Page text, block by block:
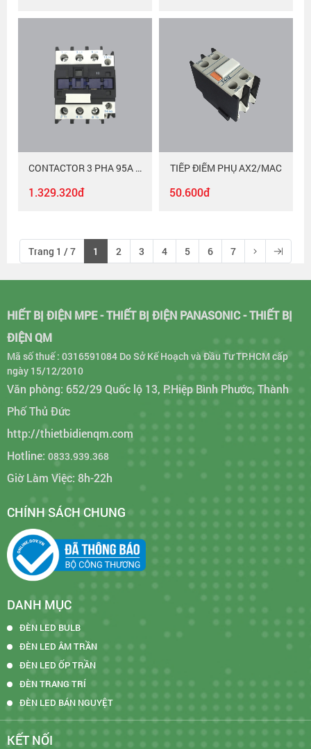
CONTACTOR 3 PHA 95A MAC-395/380
1.329.320đ
TIẾP ĐIỂM PHỤ AX2/MAC
50.600đ
Trang 1 / 7 1 2 3 4 5 6 7
HIẾT BỊ ĐIỆN MPE - THIẾT BỊ ĐIỆN PANASONIC - THIẾT BỊ
ĐIỆN QM
Mã số thuế : 0316591084 Do Sở Kế Hoạch và Đầu Tư TP.HCM cấp
ngày 15/12/2010
Văn phòng: 652/29 Quốc lộ 13, P.Hiệp Bình Phước, Thành
Phố Thủ Đức
http://thietbidienqm.com
Hotline: 0833.939.368
Giờ Làm Việc: 8h-22h
CHÍNH SÁCH CHUNG
DANH MỤC
ĐÈN LED BULB
ĐÈN LED ÂM TRẦN
ĐÈN LED ỐP TRẦN
ĐÈN TRANG TRÍ
ĐÈN LED BÁN NGUYỆT
KẾT NỐI